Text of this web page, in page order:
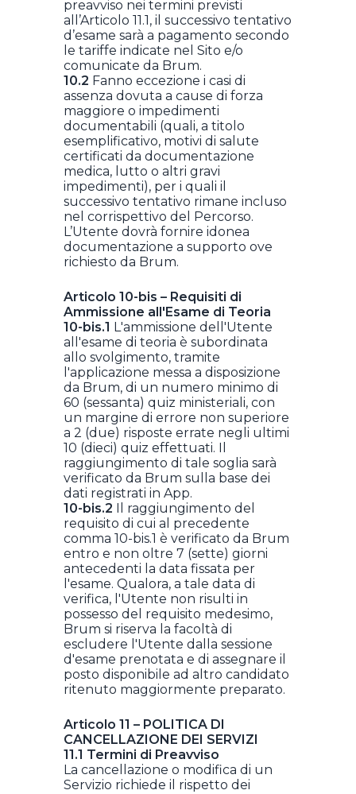
preavviso nei termini previsti
all’Articolo 11.1, il successivo tentativo
d’esame sarà a pagamento secondo
le tariffe indicate nel Sito e/o
comunicate da Brum.
10.2 Fanno eccezione i casi di
assenza dovuta a cause di forza
maggiore o impedimenti
documentabili (quali, a titolo
esemplificativo, motivi di salute
certificati da documentazione
medica, lutto o altri gravi
impedimenti), per i quali il
successivo tentativo rimane incluso
nel corrispettivo del Percorso.
L’Utente dovrà fornire idonea
documentazione a supporto ove
richiesto da Brum.
Articolo 10-bis – Requisiti di
Ammissione all'Esame di Teoria
10-bis.1 L'ammissione dell'Utente
all'esame di teoria è subordinata
allo svolgimento, tramite
l'applicazione messa a disposizione
da Brum, di un numero minimo di
60 (sessanta) quiz ministeriali, con
un margine di errore non superiore
a 2 (due) risposte errate negli ultimi
10 (dieci) quiz effettuati. Il
raggiungimento di tale soglia sarà
verificato da Brum sulla base dei
dati registrati in App.
10-bis.2 Il raggiungimento del
requisito di cui al precedente
comma 10-bis.1 è verificato da Brum
entro e non oltre 7 (sette) giorni
antecedenti la data fissata per
l'esame. Qualora, a tale data di
verifica, l'Utente non risulti in
possesso del requisito medesimo,
Brum si riserva la facoltà di
escludere l'Utente dalla sessione
d'esame prenotata e di assegnare il
posto disponibile ad altro candidato
ritenuto maggiormente preparato.
Articolo 11 – POLITICA DI
CANCELLAZIONE DEI SERVIZI
11.1 Termini di Preavviso
La cancellazione o modifica di un
Servizio richiede il rispetto dei